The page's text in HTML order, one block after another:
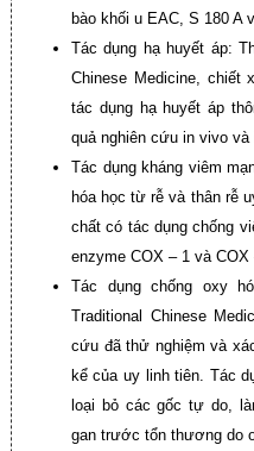
bào khối u EAC, S 180 A
Tác dụng hạ huyết áp:
Chinese Medicine,
tác dụng hạ huyết áp
quả nghiên cứu in vivo và
Tác dụng kháng viêm
hóa học từ rễ và thân rễ
chất có tác dụng chống
enzyme COX – 1 và COX
Tác dụng chống oxy
Traditional Chinese
cứu đã thử nghiệm và
kể của uy linh tiên. Tác
loại bỏ các gốc tự do,
gan trước tổn thương do